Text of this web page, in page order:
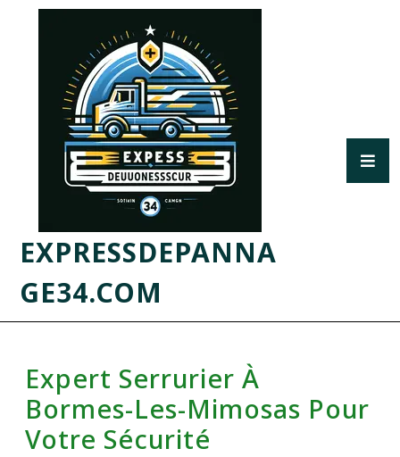
EXPRESSDEPANNA
GE34.COM
Expert Serrurier À
Bormes-Les-Mimosas Pour
Votre Sécurité